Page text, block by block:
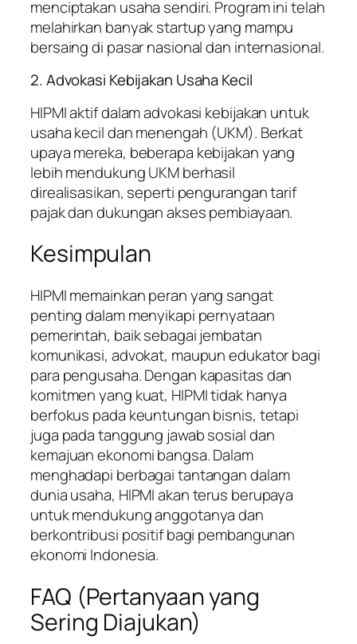
menciptakan usaha sendiri. Program ini telah
melahirkan banyak startup yang mampu
bersaing di pasar nasional dan internasional.
2. Advokasi Kebijakan Usaha Kecil
HIPMI aktif dalam advokasi kebijakan untuk
usaha kecil dan menengah (UKM). Berkat
upaya mereka, beberapa kebijakan yang
lebih mendukung UKM berhasil
direalisasikan, seperti pengurangan tarif
pajak dan dukungan akses pembiayaan.
Kesimpulan
HIPMI memainkan peran yang sangat
penting dalam menyikapi pernyataan
pemerintah, baik sebagai jembatan
komunikasi, advokat, maupun edukator bagi
para pengusaha. Dengan kapasitas dan
komitmen yang kuat, HIPMI tidak hanya
berfokus pada keuntungan bisnis, tetapi
juga pada tanggung jawab sosial dan
kemajuan ekonomi bangsa. Dalam
menghadapi berbagai tantangan dalam
dunia usaha, HIPMI akan terus berupaya
untuk mendukung anggotanya dan
berkontribusi positif bagi pembangunan
ekonomi Indonesia.
FAQ (Pertanyaan yang
Sering Diajukan)